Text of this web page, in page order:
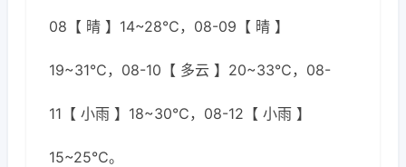
08【 晴 】14~28℃，08-09【 晴 】
19~31℃，08-10【 多云 】20~33℃，08-
11【 小雨 】18~30℃，08-12【 小雨 】
15~25℃。